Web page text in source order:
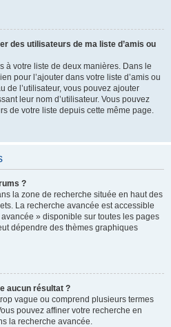
des utilisateurs de ma liste d’amis ou
à votre liste de deux manières. Dans le
pour l’ajouter dans votre liste d’amis ou
de l’utilisateur, vous pouvez ajouter
leur nom d’utilisateur. Vous pouvez
de votre liste depuis cette même page.
?
la zone de recherche située en haut des
La recherche avancée est accessible
» disponible sur toutes les pages
dépendre des thèmes graphiques
aucun résultat ?
vague ou comprend plusieurs termes
pouvez affiner votre recherche en
la recherche avancée.